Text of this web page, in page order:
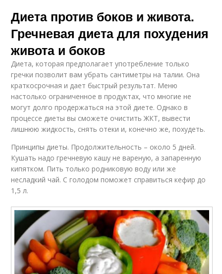
Диета против боков и живота.
Гречневая диета для похудения
живота и боков
Диета, которая предполагает употребление только
гречки позволит вам убрать сантиметры на талии. Она
краткосрочная и дает быстрый результат. Меню
настолько ограниченное в продуктах, что многие не
могут долго продержаться на этой диете. Однако в
процессе диеты вы сможете очистить ЖКТ, вывести
лишнюю жидкость, снять отеки и, конечно же, похудеть.
Принципы диеты. Продолжительность – около 5 дней.
Кушать надо гречневую кашу не вареную, а запаренную
кипятком. Пить только родниковую воду или же
несладкий чай. С голодом поможет справиться кефир до
1,5 л.